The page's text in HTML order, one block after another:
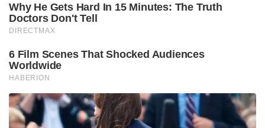
Why He Gets Hard In 15 Minutes: The Truth
Doctors Don't Tell
DIRECTMAX
6 Film Scenes That Shocked Audiences
Worldwide
HABERION